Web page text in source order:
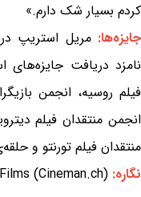
کردم بسیار شک دارم.»
جایزه‌ها:
نامزد دریافت جایزه‌های
فیلم روسیه، انجمن
انجمن منتقدان فیلم
منتقدان فیلم تورنتو و
نگاره: (Cineman.ch)